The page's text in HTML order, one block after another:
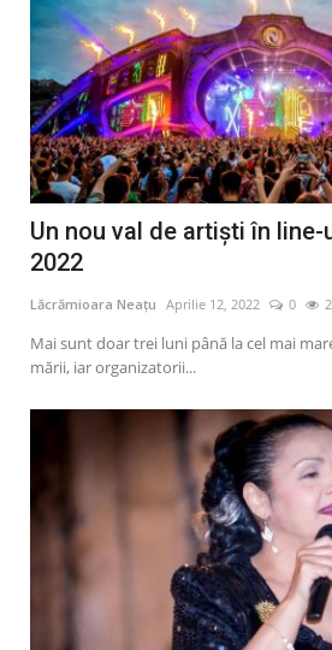
Un nou val de artiști în line-
2022
Lăcrămioara Neațu Aprilie 12, 2022 0
Mai sunt doar trei luni până la cel mai
mării, iar organizatorii...